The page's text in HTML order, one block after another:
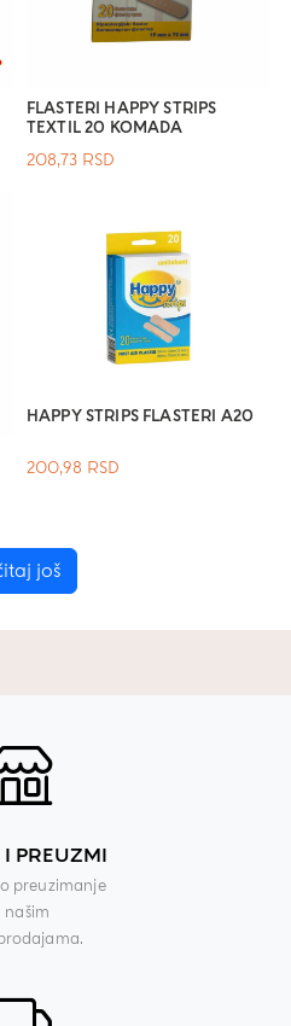
FLASTERI HAPPY STRIPS
TEXTIL 20 KOMADA
208,73 RSD
HAPPY STRIPS FLASTERI A20
200,98 RSD
još
PREUZMI
preuzimanje
našim